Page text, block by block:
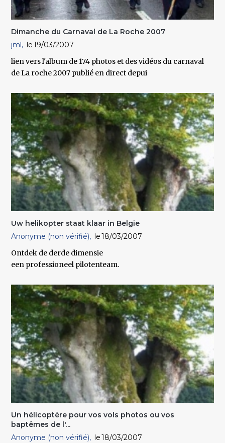
Dimanche du Carnaval de La Roche 2007
jml
19/03/2007
lien vers l'album de 174 photos et des vidéos du carnaval
de La roche 2007 publié en direct depui
Uw helikopter staat klaar in Belgie
Anonyme (non vérifié)
18/03/2007
Ontdek de derde dimensie
een professioneel pilotenteam.
Un hélicoptère pour vos vols photos ou vos
baptêmes de l'...
Anonyme (non vérifié)
18/03/2007